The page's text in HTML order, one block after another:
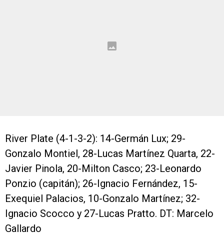
River Plate (4-1-3-2): 14-Germán Lux; 29-
Gonzalo Montiel, 28-Lucas Martínez Quarta, 22-
Javier Pinola, 20-Milton Casco; 23-Leonardo
Ponzio (capitán); 26-Ignacio Fernández, 15-
Exequiel Palacios, 10-Gonzalo Martínez; 32-
Ignacio Scocco y 27-Lucas Pratto. DT: Marcelo
Gallardo